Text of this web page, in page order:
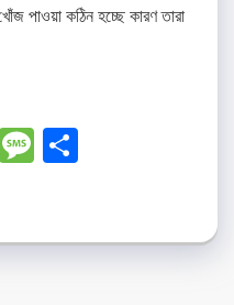
পাওয়া কঠিন হচ্ছে কারণ তারা
Telegram
Message